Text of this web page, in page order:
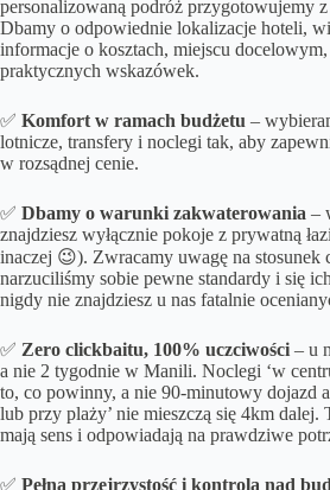
personalizowaną podróż przygotowujemy
Dbamy o odpowiednie lokalizacje hoteli,
informacje o kosztach, miejscu
praktycznych wskazówek.
✅ Komfort w ramach budżetu –
lotnicze, transfery i noclegi tak, aby
w rozsądnej cenie.
✅ Dbamy o warunki zakwaterowania –
znajdziesz wyłącznie pokoje z prywatną
inaczej 😉). Zwracamy uwagę na stosunek
narzuciliśmy sobie pewne standardy i się
nigdy nie znajdziesz u nas fatalnie
✅ Zero clickbaitu, 100% uczciwości – u
a nie 2 tygodnie w Manili. Noclegi ‘w
to, co powinny, a nie 90-minutowy dojazd
lub przy plaży’ nie mieszczą się 4km
mają sens i odpowiadają na prawdziwe
✅ Pełna przejrzystość i kontrola nad